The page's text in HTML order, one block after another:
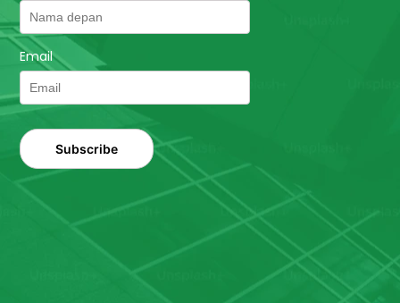
Email
Subscribe